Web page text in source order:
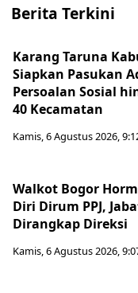
Berita Terkini
Karang Taruna
Siapkan Pasukan
Persoalan Sosial
40 Kecamatan
Kamis, 6 Agustus 2026,
Walkot Bogor
Diri Dirum PPJ,
Dirangkap Direksi
Kamis, 6 Agustus 2026,